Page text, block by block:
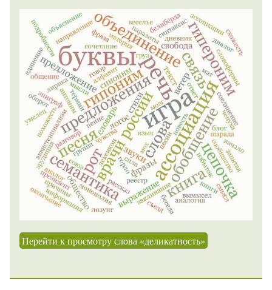
Перейти к просмотру слова «деликатность»